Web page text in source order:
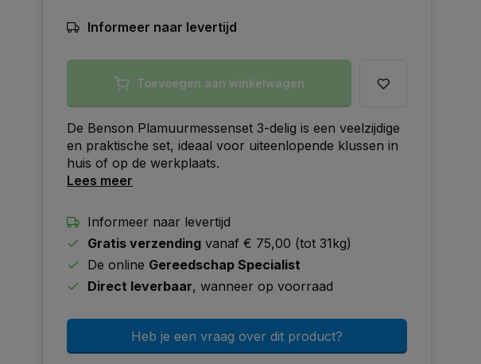
Informeer naar levertijd
Toevoegen aan winkelwagen
De Benson Plamuurmessenset 3-delig is een veelzijdige
en praktische set, ideaal voor uiteenlopende klussen in
huis of op de werkplaats.
Lees meer
Informeer naar levertijd
Gratis verzending vanaf € 75,00 (tot 31kg)
De online Gereedschap Specialist
Direct leverbaar, wanneer op voorraad
Heb je een vraag over dit product?